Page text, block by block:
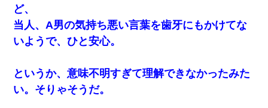
３２歳俺「ずっと好きでした！！付き合って下さい！」
２５歳彼女「うん！！絶対幸せになろうね！！！！」
→ ７年後ｗｗｗｗｗ
ど、
当人、A男の気持ち悪い言葉を歯牙にもかけてな
いようで、ひと安心。
というか、意味不明すぎて理解できなかったみた
い。そりゃそうだ。